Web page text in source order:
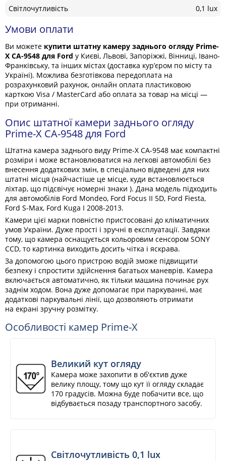
Світлочутливість
0,1 lux
Умови оплати
Ви можете купити штатну камеру заднього огляду Prime-
X CA-9548 для Ford у Києві, Львові, Запоріжжі, Вінниці, Івано-
Франківську, та інших містах (доставка кур’єром по місту та
Україні). Можлива безготівкова передоплата на
розрахунковий рахунок, онлайн оплата пластиковою
карткою Visa / MasterCard або оплата за товар на місці —
при отриманні.
Опис штатної камери заднього огляду
Prime-X CA-9548 для Ford
Штатна камера заднього виду Prime-X CA-9548 має компактні
розміри і може встановлюватися на легкові автомобілі без
внесення додаткових змін, в спеціально відведені для них
штатні місця (найчастіше це місце, куди встановлюється
ліхтар, що підсвічує номерні знаки ). Дана модель підходить
для автомобілів Ford Mondeo, Ford Focus II 5D, Ford Fiesta,
Ford S-Max, Ford Kuga I 2008-2013.
Камери цієї марки повністю пристосовані до кліматичних
умов України. Дуже прості і зручні в експлуатації. Завдяки
тому, що камера оснащується кольоровим сенсором SONY
CCD, то картинка виходить досить чітка і яскрава.
За допомогою цього пристрою водій зможе підвищити
безпеку і спростити здійснення багатьох маневрів. Камера
включається автоматично, як тільки машина починає рух
заднім ходом. Вона дуже допомагає при паркуванні, має
додаткові паркувальні лінії, що дозволяють отримати
на екрані зручну розмітку.
Особливості камер Prime-X
Великий кут огляду
Камера може захопити в об'єктив дуже
велику площу, тому що кут її огляду складає
170 градусів. Можна буде побачити все, що
відбувається позаду транспортного засобу.
Світлочутливість 0,1 lux